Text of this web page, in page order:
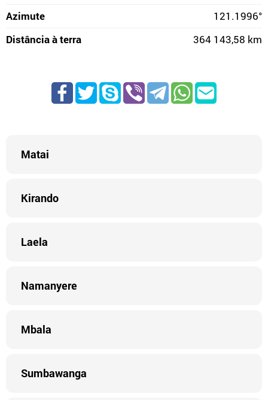
Azimute
121.1996°
Distância à terra
364 143,58 km
Matai
Kirando
Laela
Namanyere
Mbala
Sumbawanga